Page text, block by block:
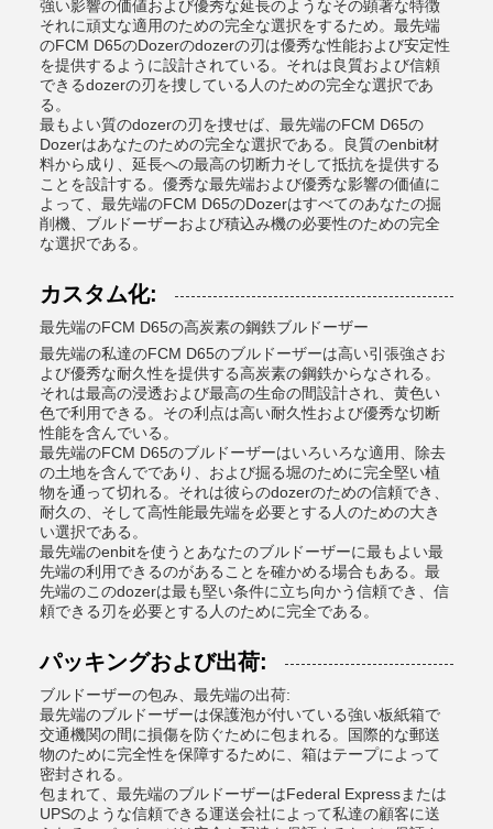
強い影響の価値および優秀な延長のようなその顕著な特徴
それに頑丈な適用のための完全な選択をするため。最先端
のFCM D65のDozerのdozerの刃は優秀な性能および安定性
を提供するように設計されている。それは良質および信頼
できるdozerの刃を捜している人のための完全な選択であ
る。
最もよい質のdozerの刃を捜せば、最先端のFCM D65の
Dozerはあなたのための完全な選択である。良質のenbit材
料から成り、延長への最高の切断力そして抵抗を提供する
ことを設計する。優秀な最先端および優秀な影響の価値に
よって、最先端のFCM D65のDozerはすべてのあなたの掘
削機、ブルドーザーおよび積込み機の必要性のための完全
な選択である。
カスタム化:
最先端のFCM D65の高炭素の鋼鉄ブルドーザー
最先端の私達のFCM D65のブルドーザーは高い引張強さお
よび優秀な耐久性を提供する高炭素の鋼鉄からなされる。
それは最高の浸透および最高の生命の間設計され、黄色い
色で利用できる。その利点は高い耐久性および優秀な切断
性能を含んでいる。
最先端のFCM D65のブルドーザーはいろいろな適用、除去
の土地を含んでであり、および掘る堀のために完全堅い植
物を通って切れる。それは彼らのdozerのための信頼でき、
耐久の、そして高性能最先端を必要とする人のための大き
い選択である。
最先端のenbitを使うとあなたのブルドーザーに最もよい最
先端の利用できるのがあることを確かめる場合もある。最
先端のこのdozerは最も堅い条件に立ち向かう信頼でき、信
頼できる刃を必要とする人のために完全である。
パッキングおよび出荷:
ブルドーザーの包み、最先端の出荷:
最先端のブルドーザーは保護泡が付いている強い板紙箱で
交通機関の間に損傷を防ぐために包まれる。国際的な郵送
物のために完全性を保障するために、箱はテープによって
密封される。
包まれて、最先端のブルドーザーはFederal Expressまたは
UPSのような信頼できる運送会社によって私達の顧客に送